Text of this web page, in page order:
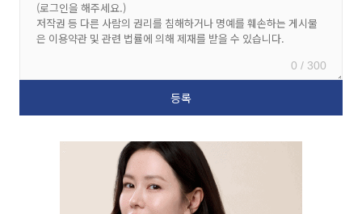
0 / 300